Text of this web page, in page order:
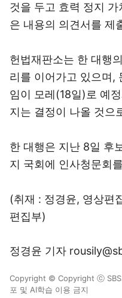
것을 두고 효력 정지
은 내용의 의견서를 제
헌법재판소는 한 대행
리를 이어가고 있으며,
임이 모레(18일)로 예
지는 결정이 나올 것으
한 대행은 지난 8일 후
지 국회에 인사청문회
(취재 : 정경윤, 영상편
편집부)
정경윤 기자
Copyright © Copyright ⓒ
포 및 AI학습 이용 금지